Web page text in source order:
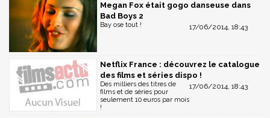
Megan Fox était gogo danseuse dans
Bad Boys 2
17/06/2014, 18:43
Bay ose tout !
Netflix France : découvrez le catalogue
des films et séries dispo !
17/06/2014, 18:43
Des milliers des titres de
films et de séries pour
seulement 10 euros par mois
!